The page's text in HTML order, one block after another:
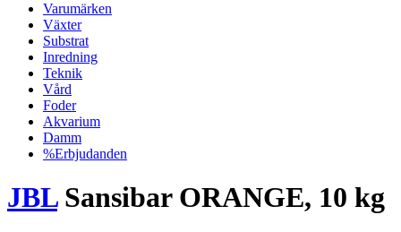
Varumärken
Växter
Substrat
Inredning
Teknik
Vård
Foder
Akvarium
Damm
%Erbjudanden
JBLSansibar ORANGE, 10 kg